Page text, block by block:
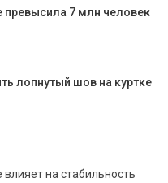
превысила 7 млн человек
лопнутый шов на куртке
на стабильность